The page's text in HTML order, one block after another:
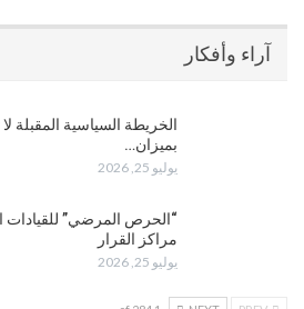
آراء وأفكار
الخريطة السياسية المقبلة
بميزان…
يوليو 25, 2026
“الحرص المرضي”
مراكز القرار
يوليو 25, 2026